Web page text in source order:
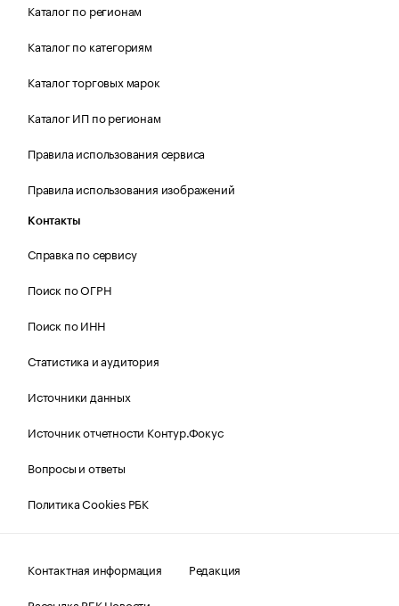
Каталог по регионам
Каталог по категориям
Каталог торговых марок
Каталог ИП по регионам
Правила использования сервиса
Правила использования изображений
Контакты
Справка по сервису
Поиск по ОГРН
Поиск по ИНН
Статистика и аудитория
Источники данных
Источник отчетности Контур.Фокус
Вопросы и ответы
Политика Cookies РБК
Контактная информация
Редакция